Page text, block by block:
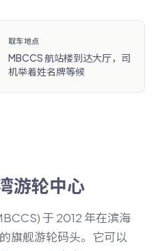
取车地点
MBCCS 航站楼到达大厅，司
机举着姓名牌等候
游轮中心
于 2012 年在滨海
旗舰游轮码头。它可以